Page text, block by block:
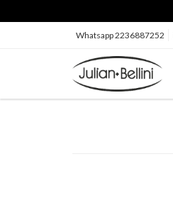
Whatsapp 2236887252